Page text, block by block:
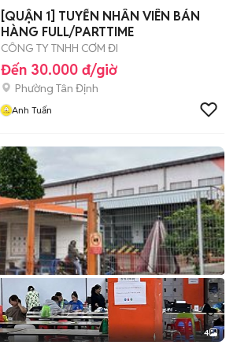
[QUẬN 1] TUYỂN NHÂN VIÊN BÁN
HÀNG FULL/PARTTIME
CÔNG TY TNHH CƠM ĐI
Đến 30.000 đ/giờ
Phường Tân Định
Anh Tuấn
4